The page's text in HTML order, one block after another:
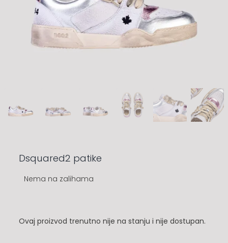
Dsquared2 patike
Nema na zalihama
Ovaj proizvod trenutno nije na stanju i nije dostupan.